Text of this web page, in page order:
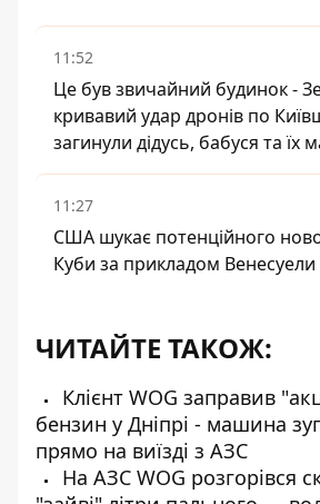
11:52
Це був звичайний будинок -
кривавий удар дронів по
загинули дідусь, бабуся та їх
11:27
США шукає потенційного
Куби за прикладом Венесуели
ЧИТАЙТЕ ТАКОЖ:
Клієнт WOG заправив
бензин у Дніпрі - машина
прямо на виїзді з АЗС
На АЗС WOG розгорівся